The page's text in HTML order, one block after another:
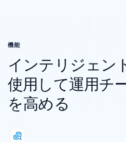
機能
インテリジェン
使用して運用チ
を高める